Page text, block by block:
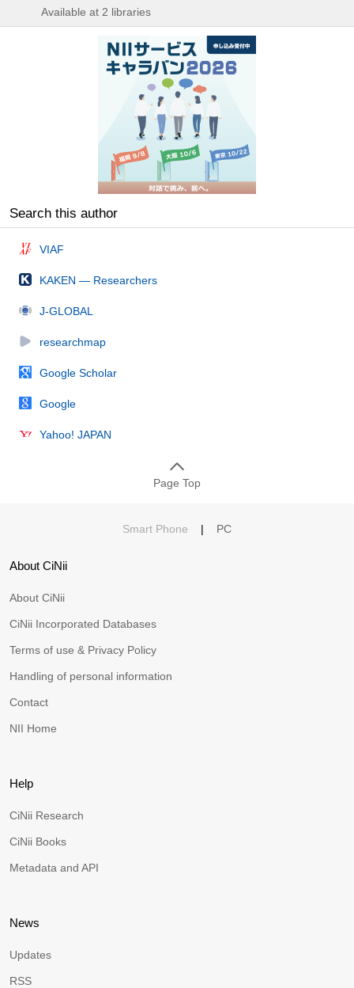
Available at 2 libraries
Search this author
VIAF
KAKEN — Researchers
J-GLOBAL
researchmap
Google Scholar
Google
Yahoo! JAPAN
Page Top
Smart Phone | PC
About CiNii
About CiNii
CiNii Incorporated Databases
Terms of use & Privacy Policy
Handling of personal information
Contact
NII Home
Help
CiNii Research
CiNii Books
Metadata and API
News
Updates
RSS